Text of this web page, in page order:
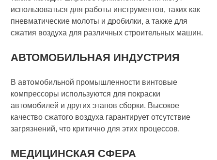
использоваться для работы инструментов, таких как
пневматические молоты и дробилки, а также для
сжатия воздуха для различных строительных машин.
АВТОМОБИЛЬНАЯ ИНДУСТРИЯ
В автомобильной промышленности винтовые
компрессоры используются для покраски
автомобилей и других этапов сборки. Высокое
качество сжатого воздуха гарантирует отсутствие
загрязнений, что критично для этих процессов.
МЕДИЦИНСКАЯ СФЕРА